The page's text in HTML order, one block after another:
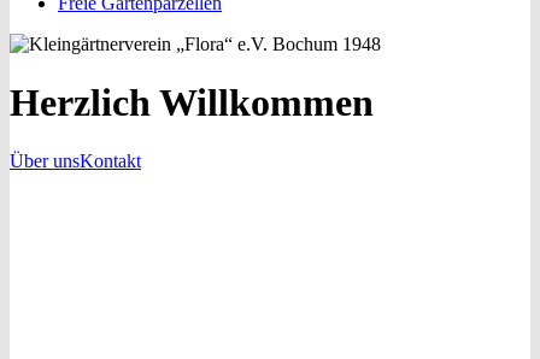
Herzlich Willkommen
Über unsKontakt